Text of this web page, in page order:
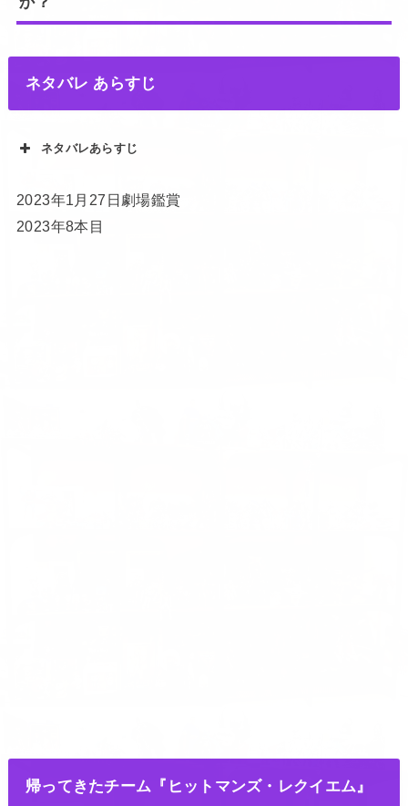
ネタバレ あらすじ
ネタバレあらすじ
2023年1月27日劇場鑑賞
2023年8本目
帰ってきたチーム『ヒットマンズ・レクイエム』